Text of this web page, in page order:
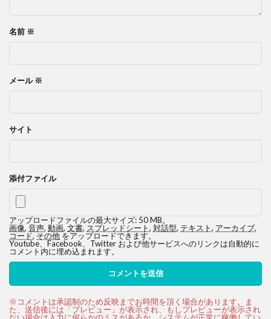
名前 ※
メール ※
サイト
添付ファイル
アップロードファイルの最大サイズ: 50 MB。
画像, 音声, 動画, 文書, スプレッドシート, 対話型, テキスト, アーカイブ,
コード,その他をアップロードできます。
Youtube、Facebook、Twitter および他サービスへのリンクは自動的に
コメント内に埋め込まれます。